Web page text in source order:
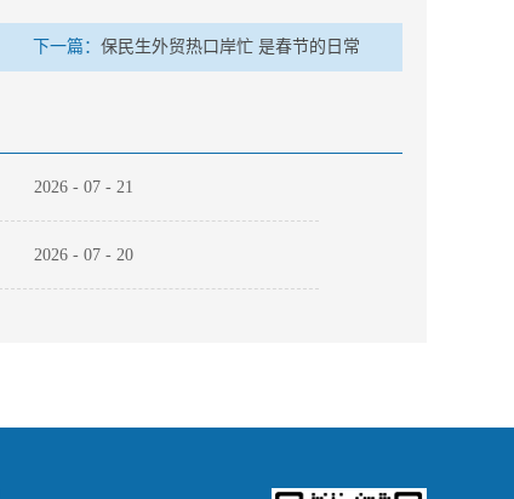
下一篇： 保民生外贸热口岸忙 是春节的日常
2026 - 07 - 21
2026 - 07 - 20